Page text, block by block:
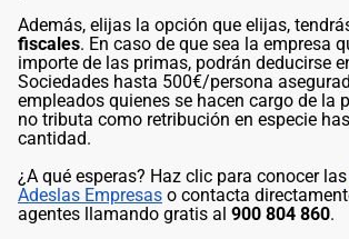
Además, elijas la opción que elijas,
fiscales. En caso de que sea la empresa
importe de las primas, podrán deducirse
Sociedades hasta 500€/persona
empleados quienes se hacen cargo de la
no tributa como retribución en especie
cantidad.
¿A qué esperas? Haz clic para conocer las
Adeslas Empresas o contacta
agentes llamando gratis al 900 804 860.